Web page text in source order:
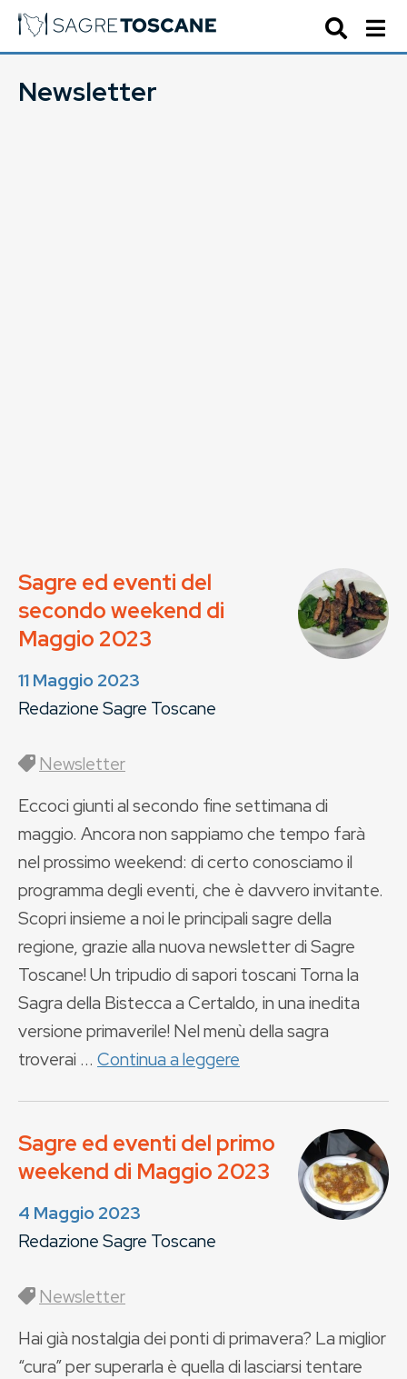
Newsletter
Sagre ed eventi del
secondo weekend di
Maggio 2023
11 Maggio 2023
Redazione Sagre Toscane
Newsletter
Eccoci giunti al secondo fine settimana di
maggio. Ancora non sappiamo che tempo farà
nel prossimo weekend: di certo conosciamo il
programma degli eventi, che è davvero invitante.
Scopri insieme a noi le principali sagre della
regione, grazie alla nuova newsletter di Sagre
Toscane! Un tripudio di sapori toscani Torna la
Sagra della Bistecca a Certaldo, in una inedita
versione primaverile! Nel menù della sagra
troverai ... Continua a leggere
Sagre ed eventi del primo
weekend di Maggio 2023
4 Maggio 2023
Redazione Sagre Toscane
Newsletter
Hai già nostalgia dei ponti di primavera? La miglior
“cura” per superarla è quella di lasciarsi tentare